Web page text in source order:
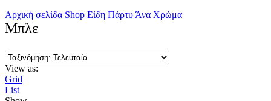
Αρχική σελίδα Shop Είδη Πάρτυ Άνα Χρώμα
Μπλε
View as:
Grid
List